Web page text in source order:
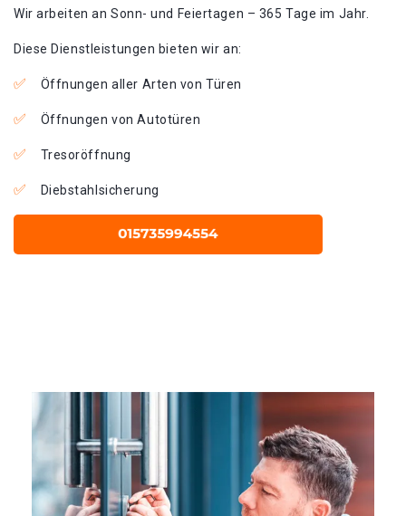
Wir arbeiten an Sonn- und Feiertagen – 365 Tage im Jahr.
Diese Dienstleistungen bieten wir an:
Öffnungen aller Arten von Türen
Öffnungen von Autotüren
Tresoröffnung
Diebstahlsicherung